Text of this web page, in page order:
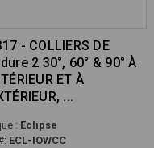
- COLLIERS DE
2 30°, 60° & 90° À
ET À
: Eclipse
ECL-IOWCC